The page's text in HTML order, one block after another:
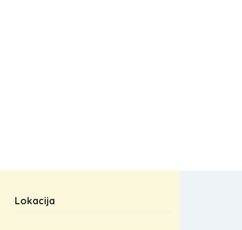
Lokacija